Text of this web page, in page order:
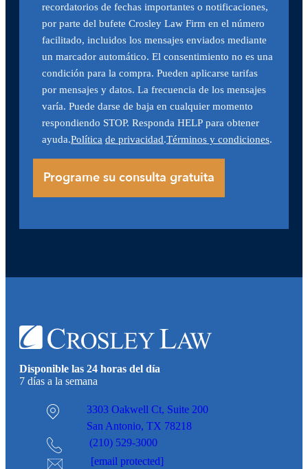
recordatorios de fechas importantes o notificaciones,
por parte del bufete Crosley Law Firm en el número
facilitado, incluidos los mensajes enviados mediante
un marcador automático. El consentimiento no es una
condición para la compra. Pueden aplicarse tarifas
por mensajes y datos. La frecuencia de los mensajes
varía. Puede darse de baja en cualquier momento
respondiendo STOP. Responda HELP para obtener
ayuda.Política de privacidad.Términos y condiciones.
Disponible las 24 horas del día
7 días a la semana
3303 Oakwell Ct, Suite 200
San Antonio, TX 78218
(210) 529-3000
[email protected]